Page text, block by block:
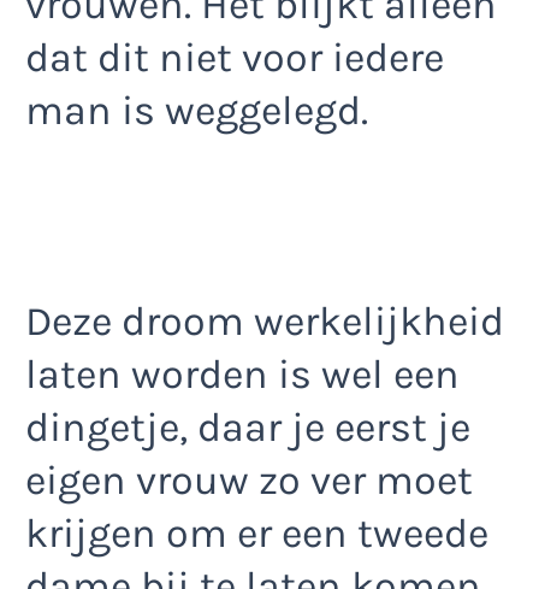
dat dit niet voor iedere
man is weggelegd.
Deze droom werkelijkheid
laten worden is wel een
dingetje, daar je eerst je
eigen vrouw zo ver moet
krijgen om er een tweede